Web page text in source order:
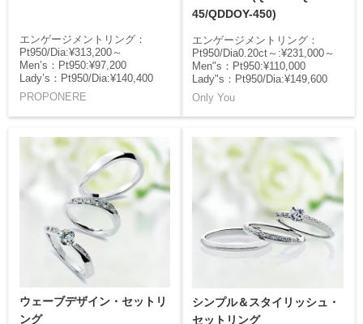
エンゲージメントリング：
Pt950/Dia:¥313,200～
Men’s：Pt950:¥97,200
Lady’s：Pt950/Dia:¥140,400
PROPONERE
45/QDDOY-450)
エンゲージメントリング：
Pt950/Dia0.20ct～:¥231,000～
Men"s：Pt950:¥110,000
Lady"s：Pt950/Dia:¥149,600
Only You
ウェーブデザイン・セットリ
ング
シンプル＆スタイリッシュ・
セットリング